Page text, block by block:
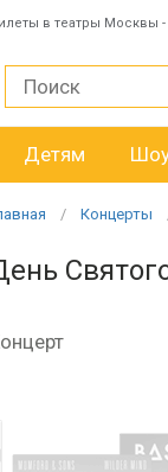
в театры Москвы
Детям
Концерты